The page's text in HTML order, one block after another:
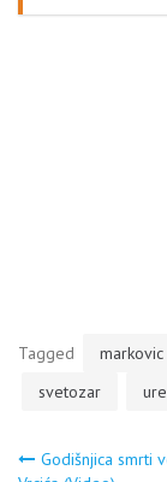
Tagged markovic
svetozar
Godišnjica smrti